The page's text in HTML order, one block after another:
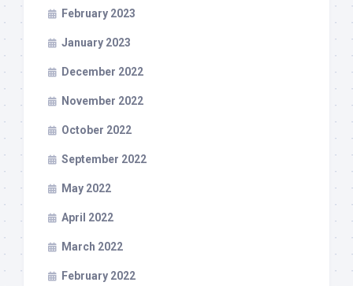
February 2023
January 2023
December 2022
November 2022
October 2022
September 2022
May 2022
April 2022
March 2022
February 2022